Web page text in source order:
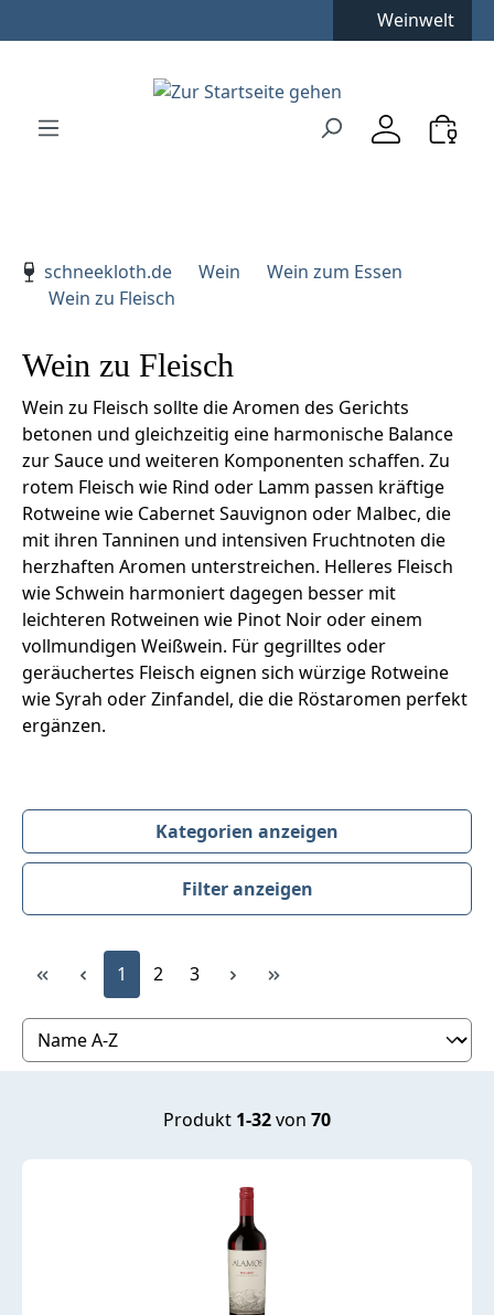
Zur Hauptnavigation springen
Weinwelt
schneekloth.de
Wein
Wein zum Essen
Wein zu Fleisch
Wein zu Fleisch
Wein zu Fleisch sollte die Aromen des Gerichts
betonen und gleichzeitig eine harmonische Balance
zur Sauce und weiteren Komponenten schaffen. Zu
rotem Fleisch wie Rind oder Lamm passen kräftige
Rotweine wie Cabernet Sauvignon oder Malbec, die
mit ihren Tanninen und intensiven Fruchtnoten die
herzhaften Aromen unterstreichen. Helleres Fleisch
wie Schwein harmoniert dagegen besser mit
leichteren Rotweinen wie Pinot Noir oder einem
vollmundigen Weißwein. Für gegrilltes oder
geräuchertes Fleisch eignen sich würzige Rotweine
wie Syrah oder Zinfandel, die die Röstaromen perfekt
ergänzen.
Kategorien anzeigen
Filter anzeigen
Produktübersicht
Seite
1 Seite
2 Seite
3
Produkt 1-32von 70